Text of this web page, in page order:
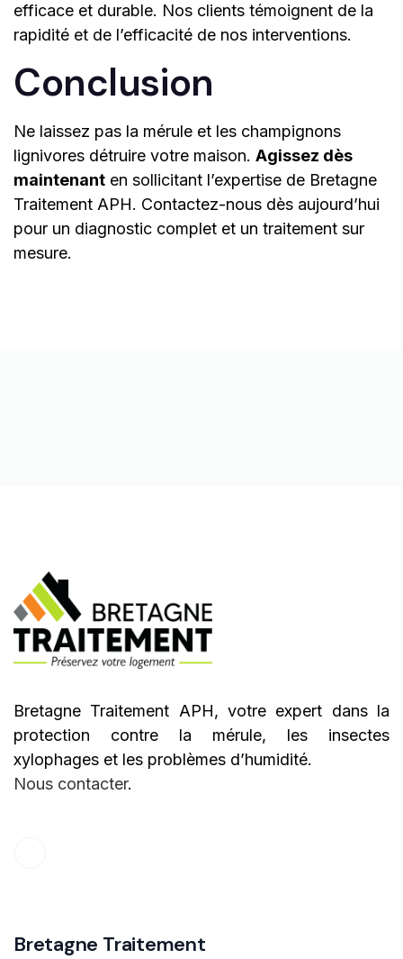
efficace et durable. Nos clients témoignent de la
rapidité et de l’efficacité de nos interventions.
Conclusion
Ne laissez pas la mérule et les champignons
lignivores détruire votre maison. Agissez dès
maintenant en sollicitant l’expertise de Bretagne
Traitement APH. Contactez-nous dès aujourd’hui
pour un diagnostic complet et un traitement sur
mesure.
Bretagne Traitement APH, votre expert dans la
protection contre la mérule, les insectes
xylophages et les problèmes d’humidité.
Nous contacter.
Bretagne Traitement